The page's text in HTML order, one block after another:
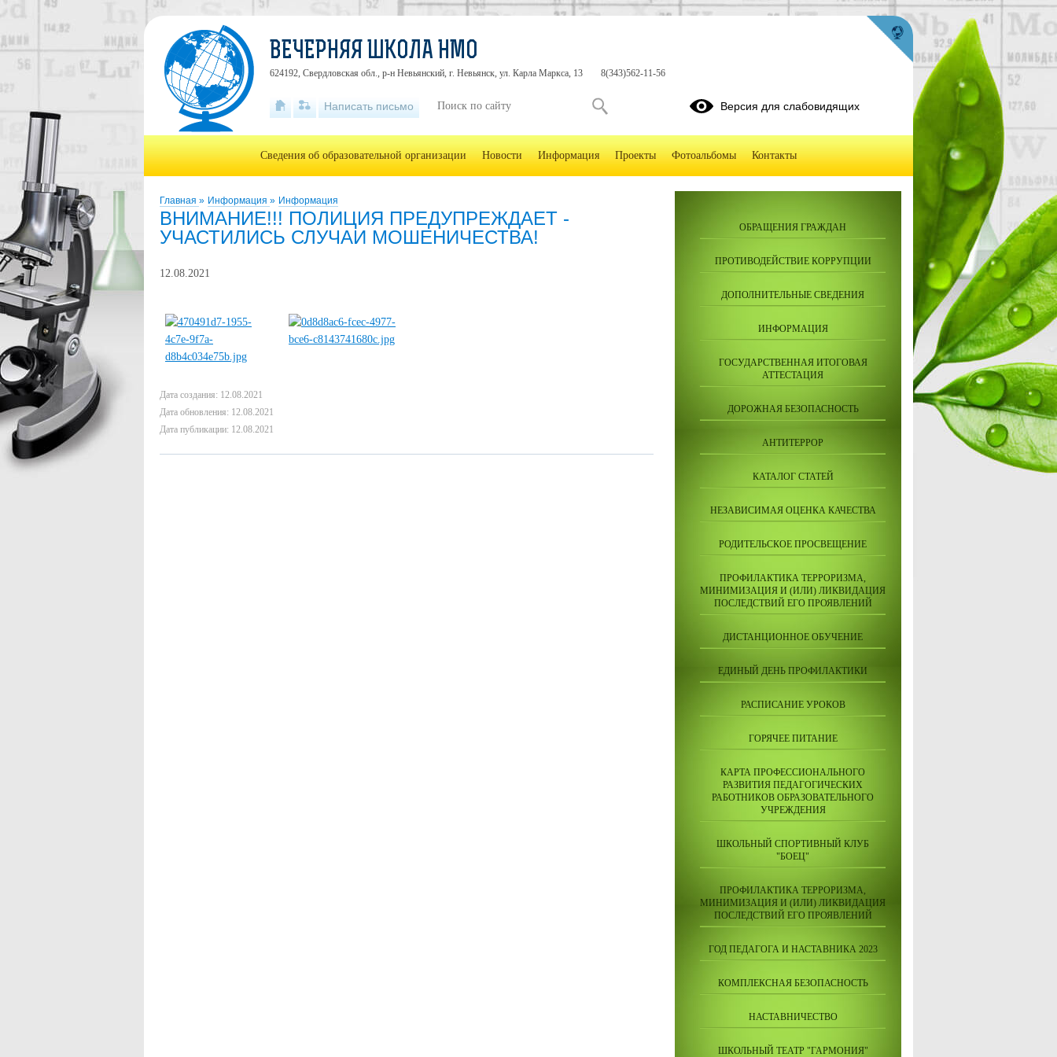
Главная » Информация » Информация
ВНИМАНИЕ!!! ПОЛИЦИЯ ПРЕДУПРЕЖДАЕТ -
УЧАСТИЛИСЬ СЛУЧАИ МОШЕНИЧЕСТВА!
12.08.2021
Дата создания: 12.08.2021
Дата обновления: 12.08.2021
Дата публикации: 12.08.2021
ОБРАЩЕНИЯ ГРАЖДАН
ПРОТИВОДЕЙСТВИЕ КОРРУПЦИИ
ДОПОЛНИТЕЛЬНЫЕ СВЕДЕНИЯ
ИНФОРМАЦИЯ
ГОСУДАРСТВЕННАЯ ИТОГОВАЯ
АТТЕСТАЦИЯ
ДОРОЖНАЯ БЕЗОПАСНОСТЬ
АНТИТЕРРОР
КАТАЛОГ СТАТЕЙ
НЕЗАВИСИМАЯ ОЦЕНКА КАЧЕСТВА
РОДИТЕЛЬСКОЕ ПРОСВЕЩЕНИЕ
ПРОФИЛАКТИКА ТЕРРОРИЗМА,
МИНИМИЗАЦИЯ И (ИЛИ) ЛИКВИДАЦИЯ
ПОСЛЕДСТВИЙ ЕГО ПРОЯВЛЕНИЙ
ДИСТАНЦИОННОЕ ОБУЧЕНИЕ
ЕДИНЫЙ ДЕНЬ ПРОФИЛАКТИКИ
РАСПИСАНИЕ УРОКОВ
ГОРЯЧЕЕ ПИТАНИЕ
КАРТА ПРОФЕССИОНАЛЬНОГО
РАЗВИТИЯ ПЕДАГОГИЧЕСКИХ
РАБОТНИКОВ ОБРАЗОВАТЕЛЬНОГО
УЧРЕЖДЕНИЯ
ШКОЛЬНЫЙ СПОРТИВНЫЙ КЛУБ
"БОЕЦ"
ПРОФИЛАКТИКА ТЕРРОРИЗМА,
МИНИМИЗАЦИЯ И (ИЛИ) ЛИКВИДАЦИЯ
ПОСЛЕДСТВИЙ ЕГО ПРОЯВЛЕНИЙ
ГОД ПЕДАГОГА И НАСТАВНИКА 2023
КОМПЛЕКСНАЯ БЕЗОПАСНОСТЬ
НАСТАВНИЧЕСТВО
ШКОЛЬНЫЙ ТЕАТР "ГАРМОНИЯ"
ВЕЧЕРНЯЯ ШКОЛА НМО
624192, Свердловская обл., р-н Невьянский, г. Невьянск, ул. Карла Маркса, 13 8(343)562-11-56
Написать письмо Версия для слабовидящих
Сведения об образовательной организации Новости Информация Проекты Фотоальбомы Контакты